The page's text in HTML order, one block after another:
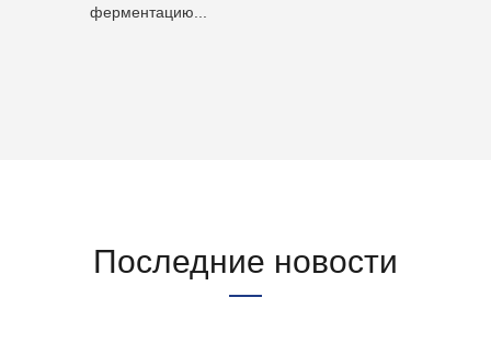
ферментацию...
Последние новости